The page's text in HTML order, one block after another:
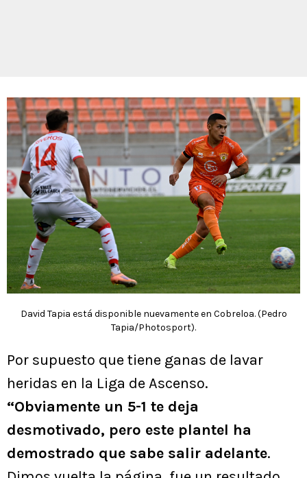
David Tapia está disponible nuevamente en Cobreloa. (Pedro
Tapia/Photosport).
Por supuesto que tiene ganas de lavar
heridas en la Liga de Ascenso.
“Obviamente un 5-1 te deja
desmotivado, pero este plantel ha
demostrado que sabe salir adelante.